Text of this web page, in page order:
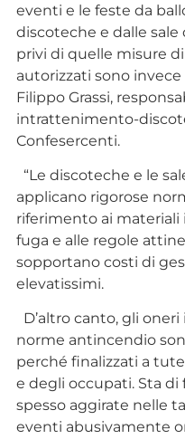
eventi e le feste da
discoteche e dalle sale
privi di quelle misure
autorizzati sono
Filippo Grassi,
intrattenimento-
Confesercenti.
“Le discoteche e le
applicano rigorose
riferimento ai materiali
fuga e alle regole
sopportano costi di
elevatissimi.
D’altro canto, gli
norme antincendio
perché finalizzati a
e degli occupati. Sta
spesso aggirate nelle
eventi abusivamente